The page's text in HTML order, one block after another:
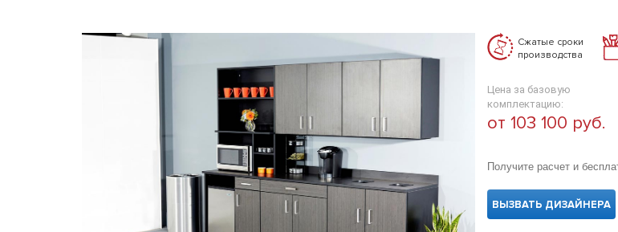
Сжатые сроки
производства
Цена за базовую
комплектацию:
от 103 100 руб.
Получите расчет и
ВЫЗВАТЬ ДИЗАЙНЕРА